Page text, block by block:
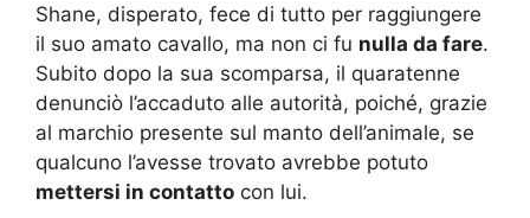
Shane, disperato, fece di tutto per raggiungere
il suo amato cavallo, ma non ci fu nulla da fare.
Subito dopo la sua scomparsa, il quaratenne
denunciò l’accaduto alle autorità, poiché, grazie
al marchio presente sul manto dell’animale, se
qualcuno l’avesse trovato avrebbe potuto
mettersi in contatto con lui.